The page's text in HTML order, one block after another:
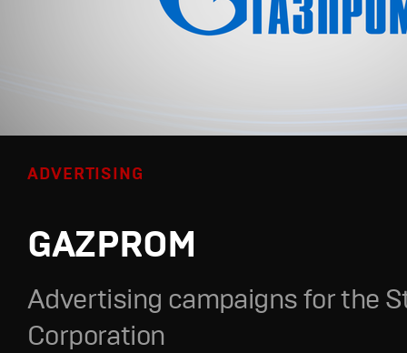
ADVERTISING
GAZPROM
Advertising campaigns for the
Corporation